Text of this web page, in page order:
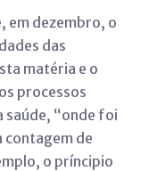
em dezembro, o
das
matéria e o
processos
saúde, “onde foi
contagem de
o príncipio